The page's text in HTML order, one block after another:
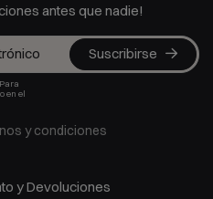
antes que nadie!
Suscribirse
en el
y condiciones
y Devoluciones